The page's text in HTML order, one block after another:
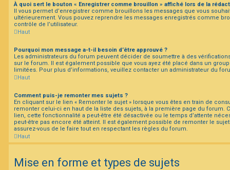
À quoi sert le bouton « Enregistrer comme brouillon » affiché lors de la
Il vous permet d’enregistrer comme brouillons les messages que vous
ultérieurement. Vous pouvez reprendre les messages enregistrés comme
contrôle de l’utilisateur.
Haut
Pourquoi mon message a-t-il besoin d’être approuvé ?
Les administrateurs du forum peuvent décider de soumettre à des
sur le forum. Il est également possible que vous ayez été placé dans un
limitées. Pour plus d’informations, veuillez contacter un administrateur du
Haut
Comment puis-je remonter mes sujets ?
En cliquant sur le lien « Remonter le sujet » lorsque vous êtes en train de
remonter celui-ci en haut de la liste des sujets, à la première page du forum.
lien, cette fonctionnalité a peut-être été désactivée ou le temps d’attente
peut-être pas encore été atteint. Il est également possible de remonter le
assurez-vous de le faire tout en respectant les règles du forum.
Haut
Mise en forme et types de sujets